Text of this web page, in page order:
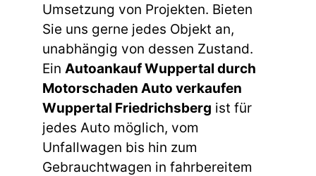
Umsetzung von Projekten. Bieten
Sie uns gerne jedes Objekt an,
unabhängig von dessen Zustand.
Ein Autoankauf Wuppertal durch
Motorschaden Auto verkaufen
Wuppertal Friedrichsberg ist für
jedes Auto möglich, vom
Unfallwagen bis hin zum
Gebrauchtwagen in fahrbereitem